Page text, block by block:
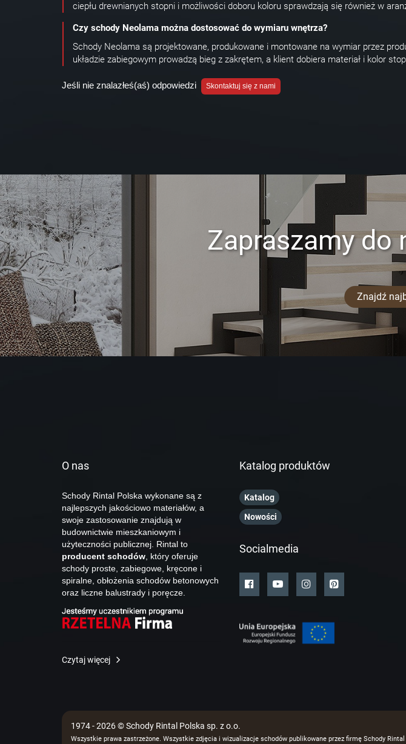
ciepłu drewnianych stopni i możliwości doboru koloru sprawdzają się również w
Czy schody Neolama można dostosować do wymiaru wnętrza?
Schody Neolama są projektowane, produkowane i montowane na wymiar przez
układzie zabiegowym prowadzą bieg z zakrętem, a klient dobiera materiał i kolor
Jeśli nie znalazłeś(aś) odpowiedzi Skontaktuj się z nami
Zapraszamy do
Znajdź
O nas
Schody Rintal Polska wykonane są z
najlepszych jakościowo materiałów, a
swoje zastosowanie znajdują w
budownictwie mieszkaniowym i
użyteczności publicznej. Rintal to
producent schodów , który oferuje
schody proste, zabiegowe, kręcone i
spiralne, obłożenia schodów betonowych
oraz liczne balustrady i poręcze.
Czytaj więcej
Katalog produktów
Katalog
Nowości
Socialmedia
1974 - 2026 © Schody Rintal Polska sp. z o.o.
Wszystkie prawa zastrzeżone. Wszystkie zdjęcia i wizualizacje schodów publikowane przez firmę Schody